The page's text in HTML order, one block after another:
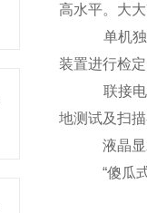
高水平。大
单机独立
装置进行检
联接电脑
地测试及扫
液晶显示
“傻瓜式"操